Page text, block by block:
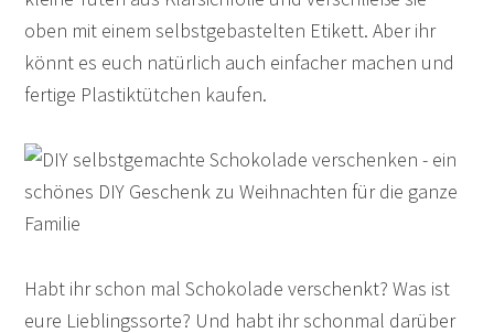
oben mit einem selbstgebastelten Etikett. Aber ihr
könnt es euch natürlich auch einfacher machen und
fertige Plastiktütchen kaufen.
Habt ihr schon mal Schokolade verschenkt? Was ist
eure Lieblingssorte? Und habt ihr schonmal darüber